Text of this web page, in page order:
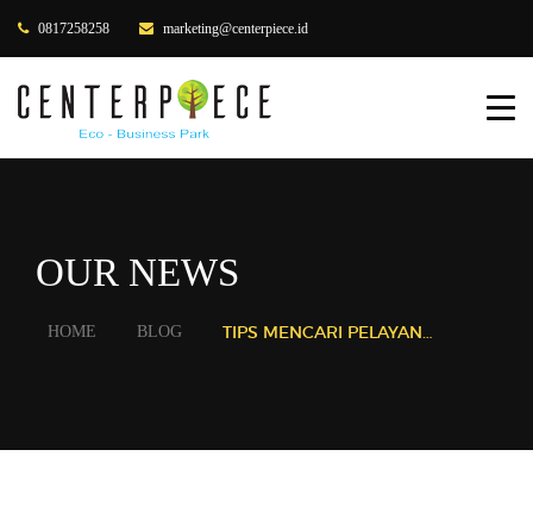
0817258258 marketing@centerpiece.id
HOME
OUR CLIENTS
OUR NEWS
HOME BLOG TIPS MENCARI PELAYANAN TERBAIK UNTUK SEWA GUDANG